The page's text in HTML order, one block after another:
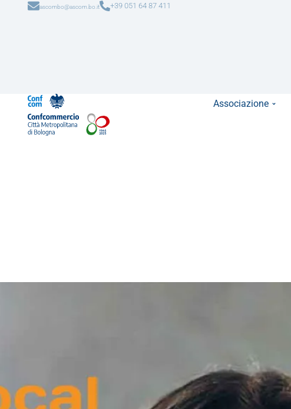
ascombo@ascom.bo.it +39 051 64 87 411
Associazione